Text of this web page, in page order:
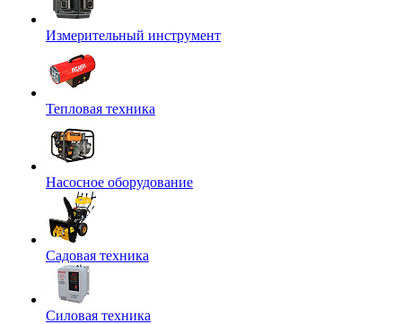
Измерительный инструмент
Тепловая техника
Насосное оборудование
Садовая техника
Силовая техника